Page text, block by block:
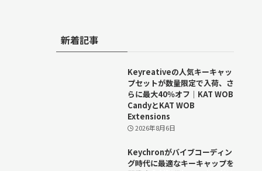
新着記事
Keyreativeの人気キーキャッ
プセットが数量限定で入荷、さ
らに最大40％オフ｜KAT WOB
CandyとKAT WOB
Extensions
2026年8月6日
Keychronがバイブコーディン
グ時代に最適なキーキャップを